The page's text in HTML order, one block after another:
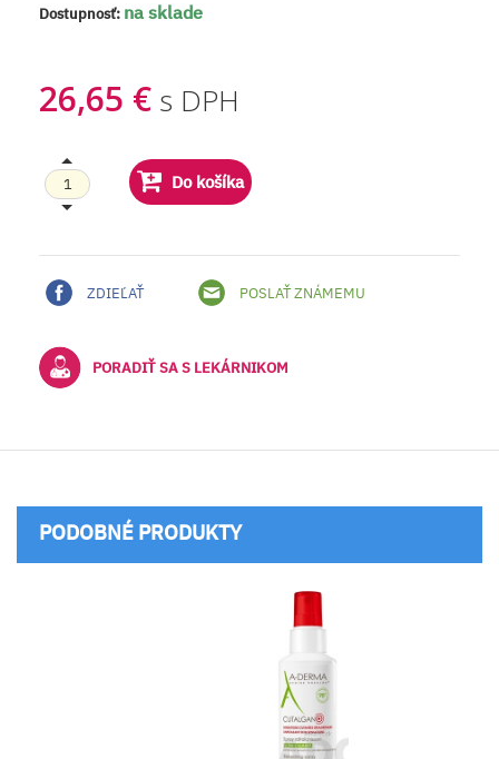
Dostupnosť: na sklade
26,65 € s DPH
Do košíka
ZDIEĽAŤ POSLAŤ ZNÁMEMU
PORADIŤ SA S LEKÁRNIKOM
PODOBNÉ PRODUKTY